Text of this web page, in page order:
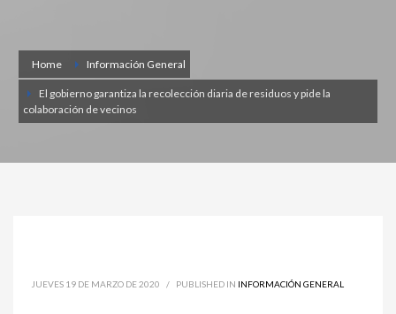
Home Información General
El gobierno garantiza la recolección diaria de residuos y pide la
colaboración de vecinos
JUEVES 19 DE MARZO DE 2020 / PUBLISHED IN INFORMACIÓN GENERAL